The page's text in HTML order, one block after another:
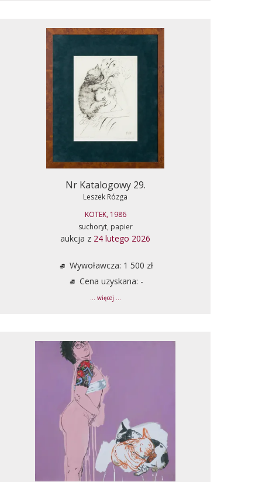
Nr Katalogowy 29.
Leszek Rózga
KOTEK, 1986
suchoryt, papier
aukcja z 24 lutego 2026
Wywoławcza: 1 500 zł
Cena uzyskana: -
... więcej ...